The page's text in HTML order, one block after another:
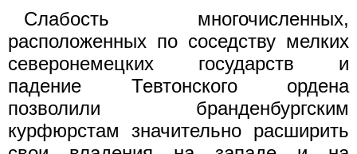
Слабость многочисленных,
расположенных по соседству мелких
северонемецких государств и
падение Тевтонского ордена
позволили бранденбургским
курфюрстам значительно расширить